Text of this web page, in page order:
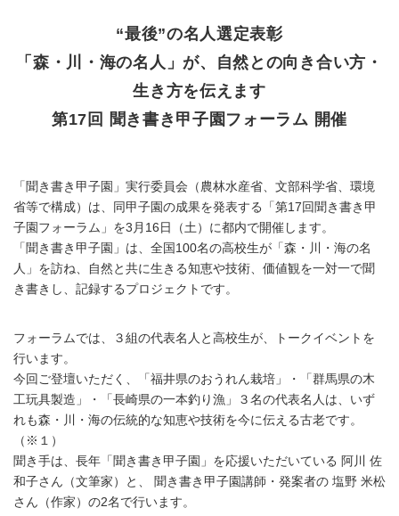
“最後”の名人選定表彰
「森・川・海の名人」が、自然との向き合い方・
生き方を伝えます
第17回 聞き書き甲子園フォーラム 開催
「聞き書き甲子園」実行委員会（農林水産省、文部科学省、環境
省等で構成）は、同甲子園の成果を発表する「第17回聞き書き甲
子園フォーラム」を3月16日（土）に都内で開催します。
「聞き書き甲子園」は、全国100名の高校生が「森・川・海の名
人」を訪ね、自然と共に生きる知恵や技術、価値観を一対一で聞
き書きし、記録するプロジェクトです。
フォーラムでは、３組の代表名人と高校生が、トークイベントを
行います。
今回ご登壇いただく、「福井県のおうれん栽培」・「群馬県の木
工玩具製造」・「長崎県の一本釣り漁」３名の代表名人は、いず
れも森・川・海の伝統的な知恵や技術を今に伝える古老です。
（※１）
聞き手は、長年「聞き書き甲子園」を応援いただいている 阿川 佐
和子さん（文筆家）と、 聞き書き甲子園講師・発案者の 塩野 米松
さん（作家）の2名で行います。